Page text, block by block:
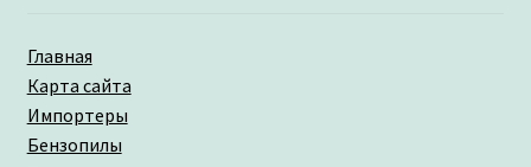
Главная
Карта сайта
Импортеры
Бензопилы